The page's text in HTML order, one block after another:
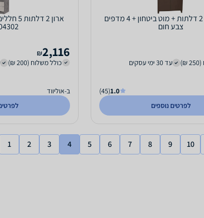
ארון מתכת 2 דלתות + מוט ביטחון + 4 מדפים
צבע חום
עד 30 ימי עסקים
1.0
(45)
לפרטים נוספים
- new
2,116
₪
כולל משלוח (200 ₪)
ב-אוליווד
1 2 3 4 5 6 7 8 9 10